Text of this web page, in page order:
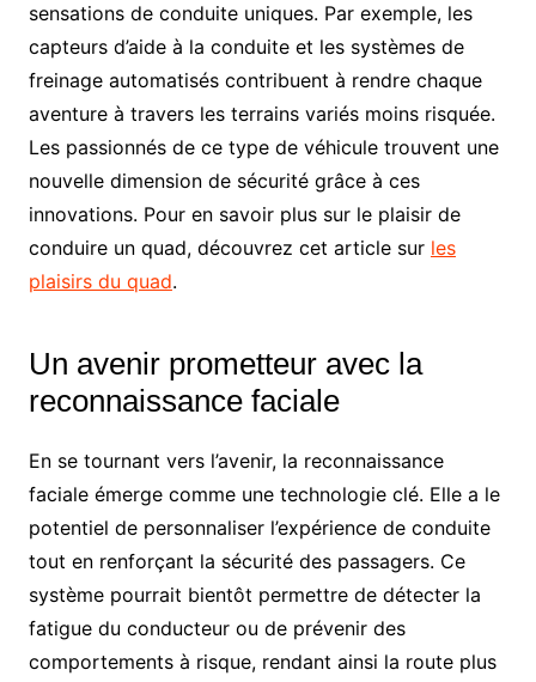
sensations de conduite uniques. Par exemple, les
capteurs d’aide à la conduite et les systèmes de
freinage automatisés contribuent à rendre chaque
aventure à travers les terrains variés moins risquée.
Les passionnés de ce type de véhicule trouvent une
nouvelle dimension de sécurité grâce à ces
innovations. Pour en savoir plus sur le plaisir de
conduire un quad, découvrez cet article sur les
plaisirs du quad.
Un avenir prometteur avec la
reconnaissance faciale
En se tournant vers l’avenir, la reconnaissance
faciale émerge comme une technologie clé. Elle a le
potentiel de personnaliser l’expérience de conduite
tout en renforçant la sécurité des passagers. Ce
système pourrait bientôt permettre de détecter la
fatigue du conducteur ou de prévenir des
comportements à risque, rendant ainsi la route plus